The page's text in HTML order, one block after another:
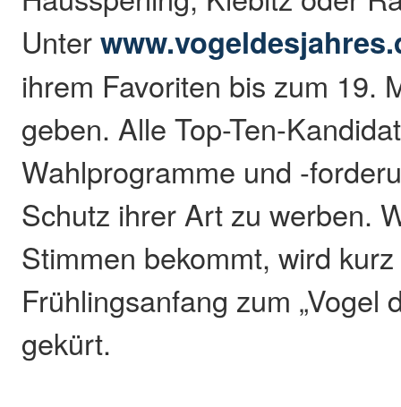
Unter
ihrem Favoriten bis zum 19.
geben. Alle Top-Ten-
Wahlprogramme und -
Schutz ihrer Art zu werben.
Stimmen bekommt, wird
Frühlingsanfang zum „Vogel
gekürt.